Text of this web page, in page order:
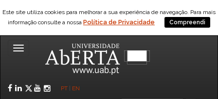
Este site utiliza cookies para melhorar a sua experiência de navegação. Para mais
informação consulte a nossa Política de Privacidade Compreendi
Toggle
Facebook
LinkedIn
Twitter
YouTube
Instagram
PT EN